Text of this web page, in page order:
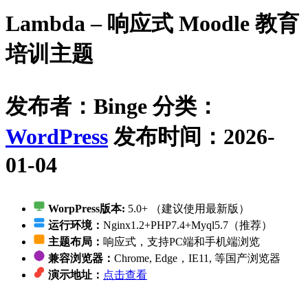
Lambda – 响应式 Moodle 教育
培训主题
发布者：Binge 分类：
WordPress 发布时间：2026-
01-04
WorpPress版本: 5.0+ （建议使用最新版）
运行环境： Nginx1.2+PHP7.4+Myql5.7（推荐）
主题布局： 响应式，支持PC端和手机端浏览
兼容浏览器： Chrome, Edge，IE11, 等国产浏览器
演示地址： 点击查看